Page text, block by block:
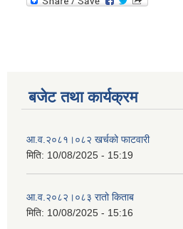
बजेट तथा कार्यक्रम
आ‍.व.२०८१।०८२ खर्चको फाटवारी
मिति: 10/08/2025 - 15:19
आ‍.व.२०८२।०८३ रातो किताब
मिति: 10/08/2025 - 15:16